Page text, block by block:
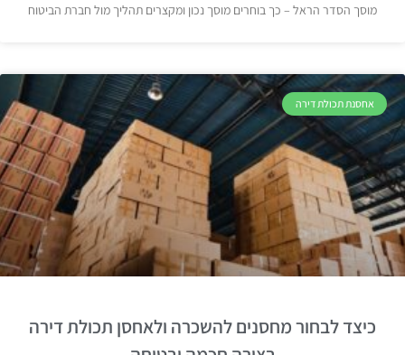
מוסך הסדר הראל – כך בוחרים מוסך נכון ומקצרים תהליך מול חברת הביטוח
אחסנת תכולת דירה
כיצד לבחור מחסנים להשכרה ולאחסן תכולת דירה